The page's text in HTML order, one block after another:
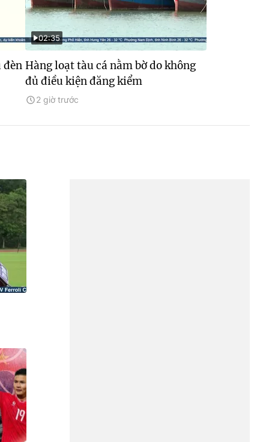
đèn
02:35
Hàng loạt tàu cá nằm bờ do không
đủ điều kiện đăng kiểm
2 giờ trước